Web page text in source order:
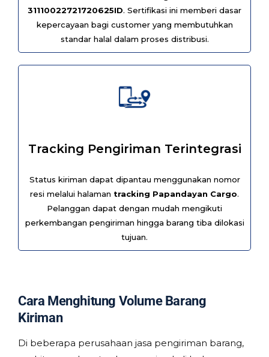
31110022721720625ID. Sertifikasi ini memberi dasar
kepercayaan bagi customer yang membutuhkan
standar halal dalam proses distribusi.
Tracking Pengiriman Terintegrasi
Status kiriman dapat dipantau menggunakan nomor
resi melalui halaman tracking Papandayan Cargo.
Pelanggan dapat dengan mudah mengikuti
perkembangan pengiriman hingga barang tiba dilokasi
tujuan.
Cara Menghitung Volume Barang
Kiriman
Di beberapa perusahaan jasa pengiriman barang,